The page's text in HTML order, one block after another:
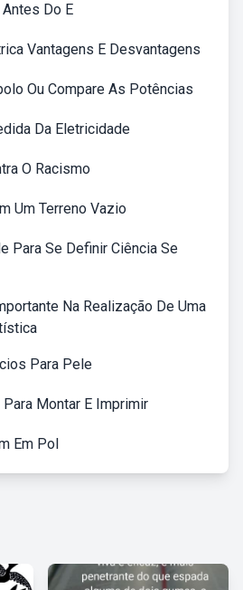
Do E
Vantagens E Desvantagens
Ou Compare As Potências
Da Eletricidade
O Racismo
Um Terreno Vazio
Para Se Definir Ciência Se
Na Realização De Uma
Para Pele
Montar E Imprimir
Em Pol